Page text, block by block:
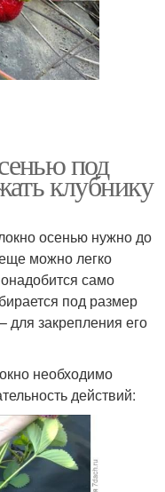
под
клубнику
осенью нужно до
можно легко
само
под размер
для закрепления его
необходимо
действий: